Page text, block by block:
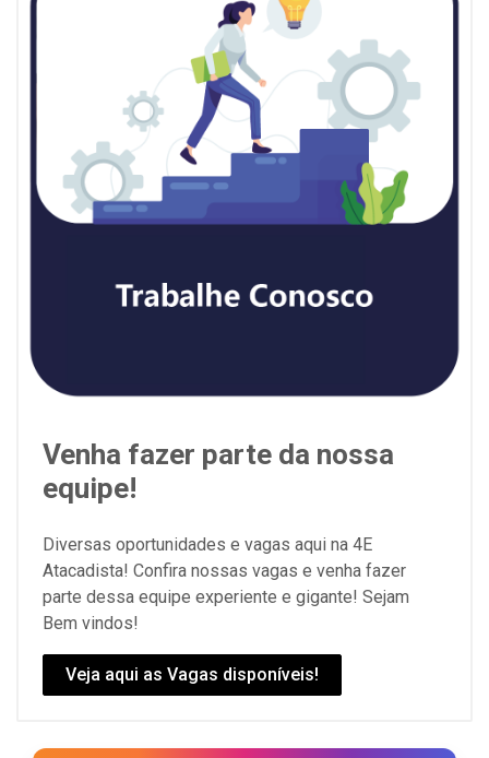
Venha fazer parte da nossa
equipe!
Diversas oportunidades e vagas aqui na 4E
Atacadista! Confira nossas vagas e venha fazer
parte dessa equipe experiente e gigante! Sejam
Bem vindos!
Veja aqui as Vagas disponíveis!